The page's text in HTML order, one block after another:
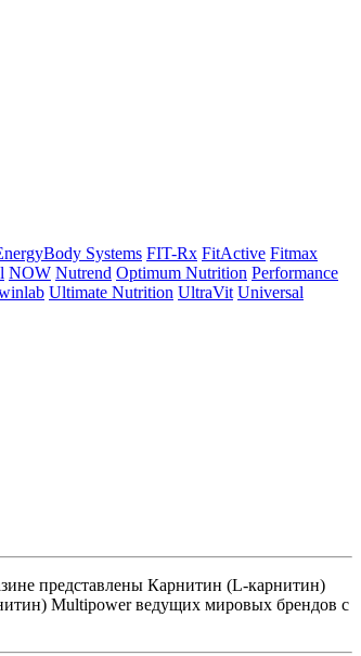
Systems FIT-Rx FitActive Fitmax
NOW Nutrend Optimum Nutrition Performance
Ultimate Nutrition UltraVit Universal
представлены Карнитин (L-карнитин)
Multipower ведущих мировых брендов с